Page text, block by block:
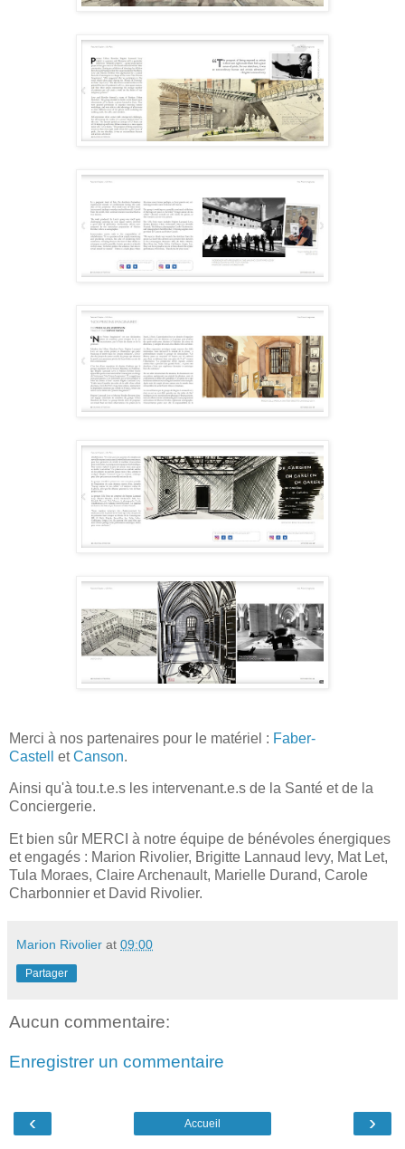
Merci à nos partenaires pour le matériel : Faber-
Castell
etCanson.
Ainsi qu'à tou.t.e.s les intervenant.e.s de la Santé et de la
Conciergerie.
Et bien sûr MERCI à notre équipe de bénévoles énergiques
et engagés : Marion Rivolier, Brigitte Lannaud levy, Mat Let,
Tula Moraes, Claire Archenault, Marielle Durand, Carole
Charbonnier et David Rivolier.
Marion Rivolier at 09:00
Partager
Aucun commentaire:
Enregistrer un commentaire
‹ ›
Accueil